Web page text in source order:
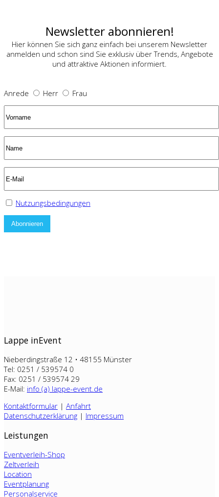
Newsletter abonnieren!
Hier können Sie sich ganz einfach bei unserem Newsletter
anmelden und schon sind Sie exklusiv über Trends, Angebote
und attraktive Aktionen informiert.
Anrede Herr Frau
Nutzungsbedingungen
Lappe inEvent
Nieberdingstraße 12 • 48155 Münster
Tel: 0251 / 539574 0
Fax: 0251 / 539574 29
E-Mail: info (a) lappe-event.de
Kontaktformular | Anfahrt
Datenschutzerklärung | Impressum
Leistungen
Eventverleih-Shop
Zeltverleih
Location
Eventplanung
Personalservice